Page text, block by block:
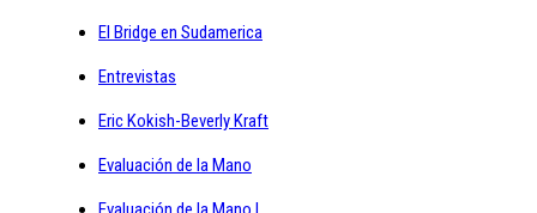
El Bridge en Sudamerica
Entrevistas
Eric Kokish-Beverly Kraft
Evaluación de la Mano